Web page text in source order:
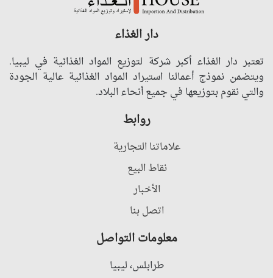
دار الغذاء
تعتبر دار الغذاء أكبر شركة لتوزيع المواد الغذائية في ليبيا.
ويتضمن نموذج أعمالنا استيراد المواد الغذائية عالية الجودة
والتي نقوم بتوزيعها في جميع أنحاء البلاد.
روابط
علاماتنا التجارية
نقاط البيع
الأخبار
اتصل بنا
معلومات التواصل
طرابلس، ليبيا